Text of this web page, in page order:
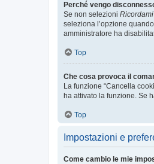
Perché vengo
Se non selezioni Ricordami
seleziona l’opzione
amministratore ha
Top
Che cosa provoca il
La funzione “Cancella
ha attivato la funzione. Se
Top
Impostazioni e
Come cambio le mie